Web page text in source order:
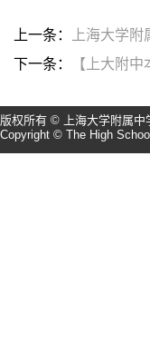
上一条：
上海大学
下一条：
【上大附
版权所有 © 上海大学附属中
Copyright © The High